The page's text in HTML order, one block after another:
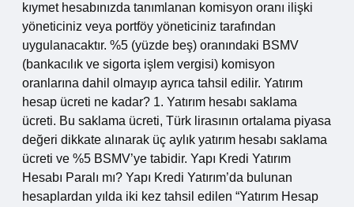
kıymet hesabınızda tanımlanan komisyon oranı ilişki
yöneticiniz veya portföy yöneticiniz tarafından
uygulanacaktır. %5 (yüzde beş) oranındaki BSMV
(bankacılık ve sigorta işlem vergisi) komisyon
oranlarına dahil olmayıp ayrıca tahsil edilir. Yatırım
hesap ücreti ne kadar? 1. Yatırım hesabı saklama
ücreti. Bu saklama ücreti, Türk lirasının ortalama piyasa
değeri dikkate alınarak üç aylık yatırım hesabı saklama
ücreti ve %5 BSMV’ye tabidir. Yapı Kredi Yatırım
Hesabı Paralı mı? Yapı Kredi Yatırım’da bulunan
hesaplardan yılda iki kez tahsil edilen “Yatırım Hesap